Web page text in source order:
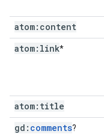
atom:content
atom:link*
atom:title
gd: comments?